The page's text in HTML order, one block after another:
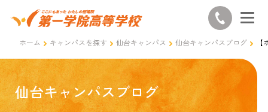
ホーム キャンパスを探す 仙台キャンパス 仙台キャンパスブログ
仙台キャンパスブログ